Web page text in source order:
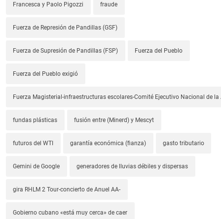
Francesca y Paolo Pigozzi fraude
Fuerza de Represión de Pandillas (GSF)
Fuerza de Supresión de Pandillas (FSP) Fuerza del Pueblo
Fuerza del Pueblo exigió
Fuerza Magisterial-infraestructuras escolares-Comité Ejecutivo Nacional de la
fundas plásticas fusión entre (Minerd) y Mescyt
futuros del WTI garantía económica (fianza) gasto tributario
Gemini de Google generadores de lluvias débiles y dispersas
gira RHLM 2 Tour-concierto de Anuel AA-
Gobierno cubano «está muy cerca» de caer